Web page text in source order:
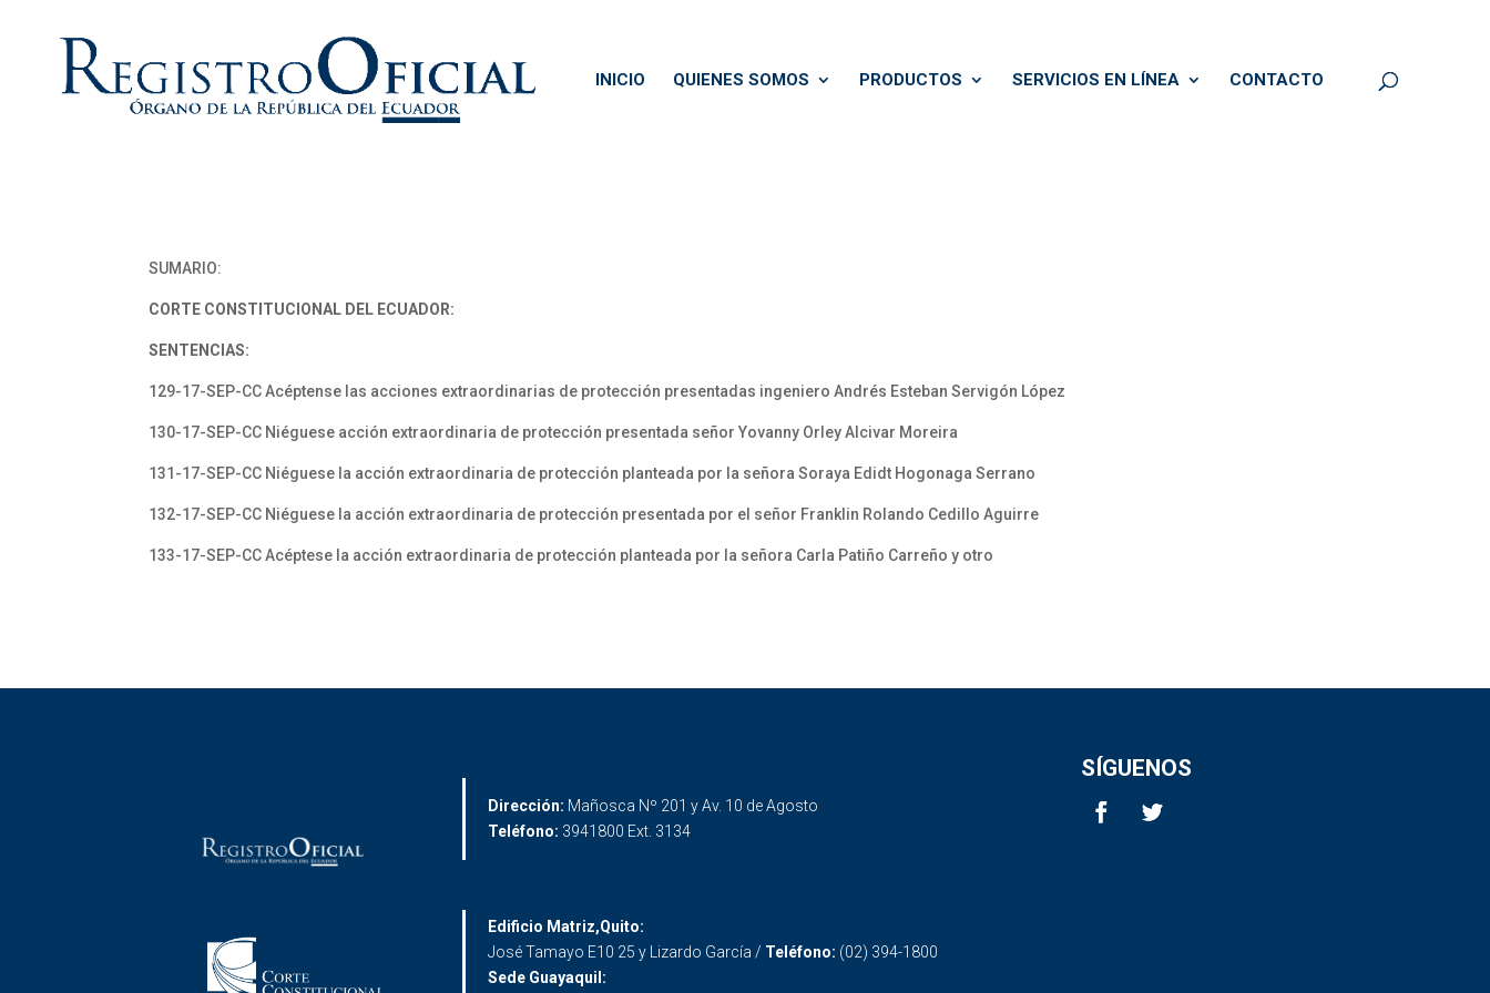
INICIO QUIENES SOMOS PRODUCTOS SERVICIOS EN LÍNEA CONTACTO
SUMARIO:
CORTE CONSTITUCIONAL DEL ECUADOR:
SENTENCIAS:
129-17-SEP-CC Acéptense las acciones extraordinarias de protección presentadas ingeniero Andrés Esteban Servigón López
130-17-SEP-CC Niéguese acción extraordinaria de protección presentada señor Yovanny Orley Alcivar Moreira
131-17-SEP-CC Niéguese la acción extraordinaria de protección planteada por la señora Soraya Edidt Hogonaga Serrano
132-17-SEP-CC Niéguese la acción extraordinaria de protección presentada por el señor Franklin Rolando Cedillo Aguirre
133-17-SEP-CC Acéptese la acción extraordinaria de protección planteada por la señora Carla Patiño Carreño y otro
Dirección: Mañosca Nº 201 y Av. 10 de Agosto
Teléfono: 3941800 Ext. 3134
SÍGUENOS
Edificio Matriz,Quito:
José Tamayo E10 25 y Lizardo García / Teléfono: (02) 394-1800
Sede Guayaquil: